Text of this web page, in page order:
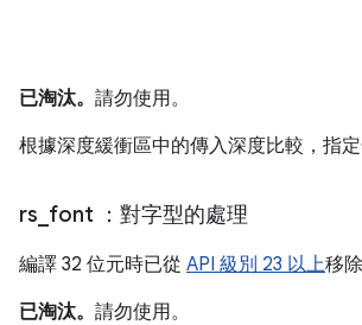
已淘汰。 請勿使用。
根據深度緩衝區中的傳入深度比較，指定
rs font ：對字型的處理
編譯 32 位元時已從 API 級別 23 以上移除
已淘汰。 請勿使用。